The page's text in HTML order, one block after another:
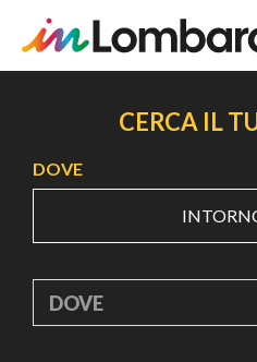
principale
CERCA IL
DOVE
DOVE